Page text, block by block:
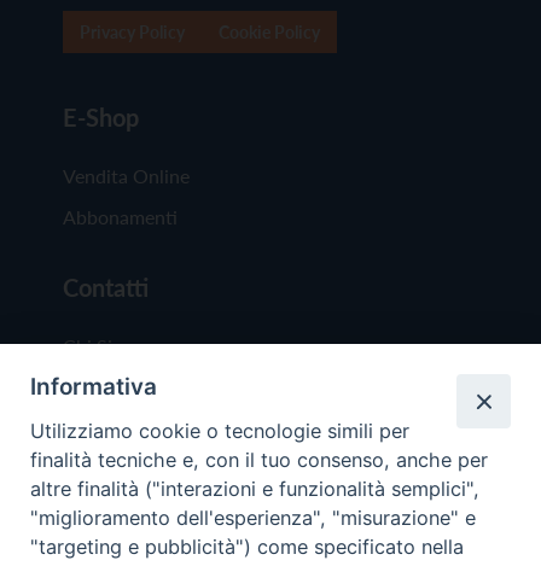
E-Shop
Vendita Online
Abbonamenti
Contatti
Chi Siamo
Redazione
Scrivici
Informativa
Utilizziamo cookie o tecnologie simili per
finalità tecniche e, con il tuo consenso, anche per
altre finalità ("interazioni e funzionalità semplici",
"miglioramento dell'esperienza", "misurazione" e
"targeting e pubblicità") come specificato nella